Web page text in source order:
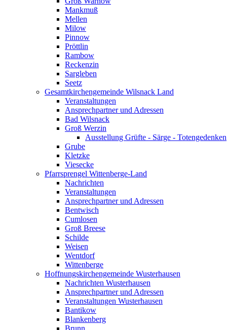
Mankmuß
Mellen
Milow
Pinnow
Pröttlin
Rambow
Reckenzin
Sargleben
Seetz
Gesamtkirchengemeinde Wilsnack Land
Veranstaltungen
Ansprechpartner und Adressen
Bad Wilsnack
Groß Werzin
Ausstellung Grüfte - Särge - Totengedenken
Grube
Kletzke
Viesecke
Pfarrsprengel Wittenberge-Land
Nachrichten
Veranstaltungen
Ansprechpartner und Adressen
Bentwisch
Cumlosen
Groß Breese
Schilde
Weisen
Wentdorf
Wittenberge
Hoffnungskirchengemeinde Wusterhausen
Nachrichten Wusterhausen
Ansprechpartner und Adressen
Veranstaltungen Wusterhausen
Bantikow
Blankenberg
Brunn